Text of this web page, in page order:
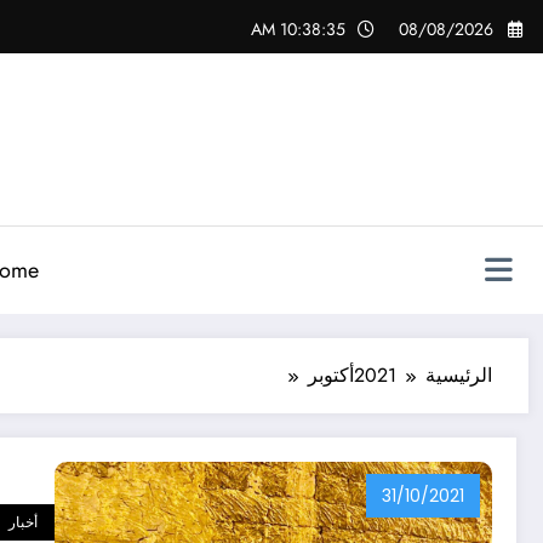
التجاوز
إلى
08/08/2026
10:38:36 AM
الرئيسية 2021أكتوبر
31/10/2021
أخبار